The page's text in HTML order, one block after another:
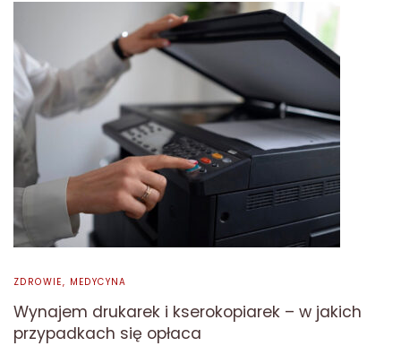
ZDROWIE, MEDYCYNA
Wynajem drukarek i kserokopiarek – w jakich
przypadkach się opłaca